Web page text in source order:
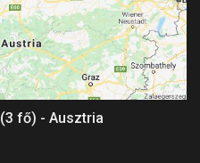
fő) - Ausztria